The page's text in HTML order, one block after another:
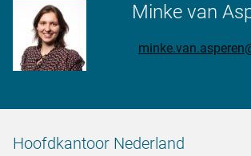
Minke van
Hoofdkantoor Nederland